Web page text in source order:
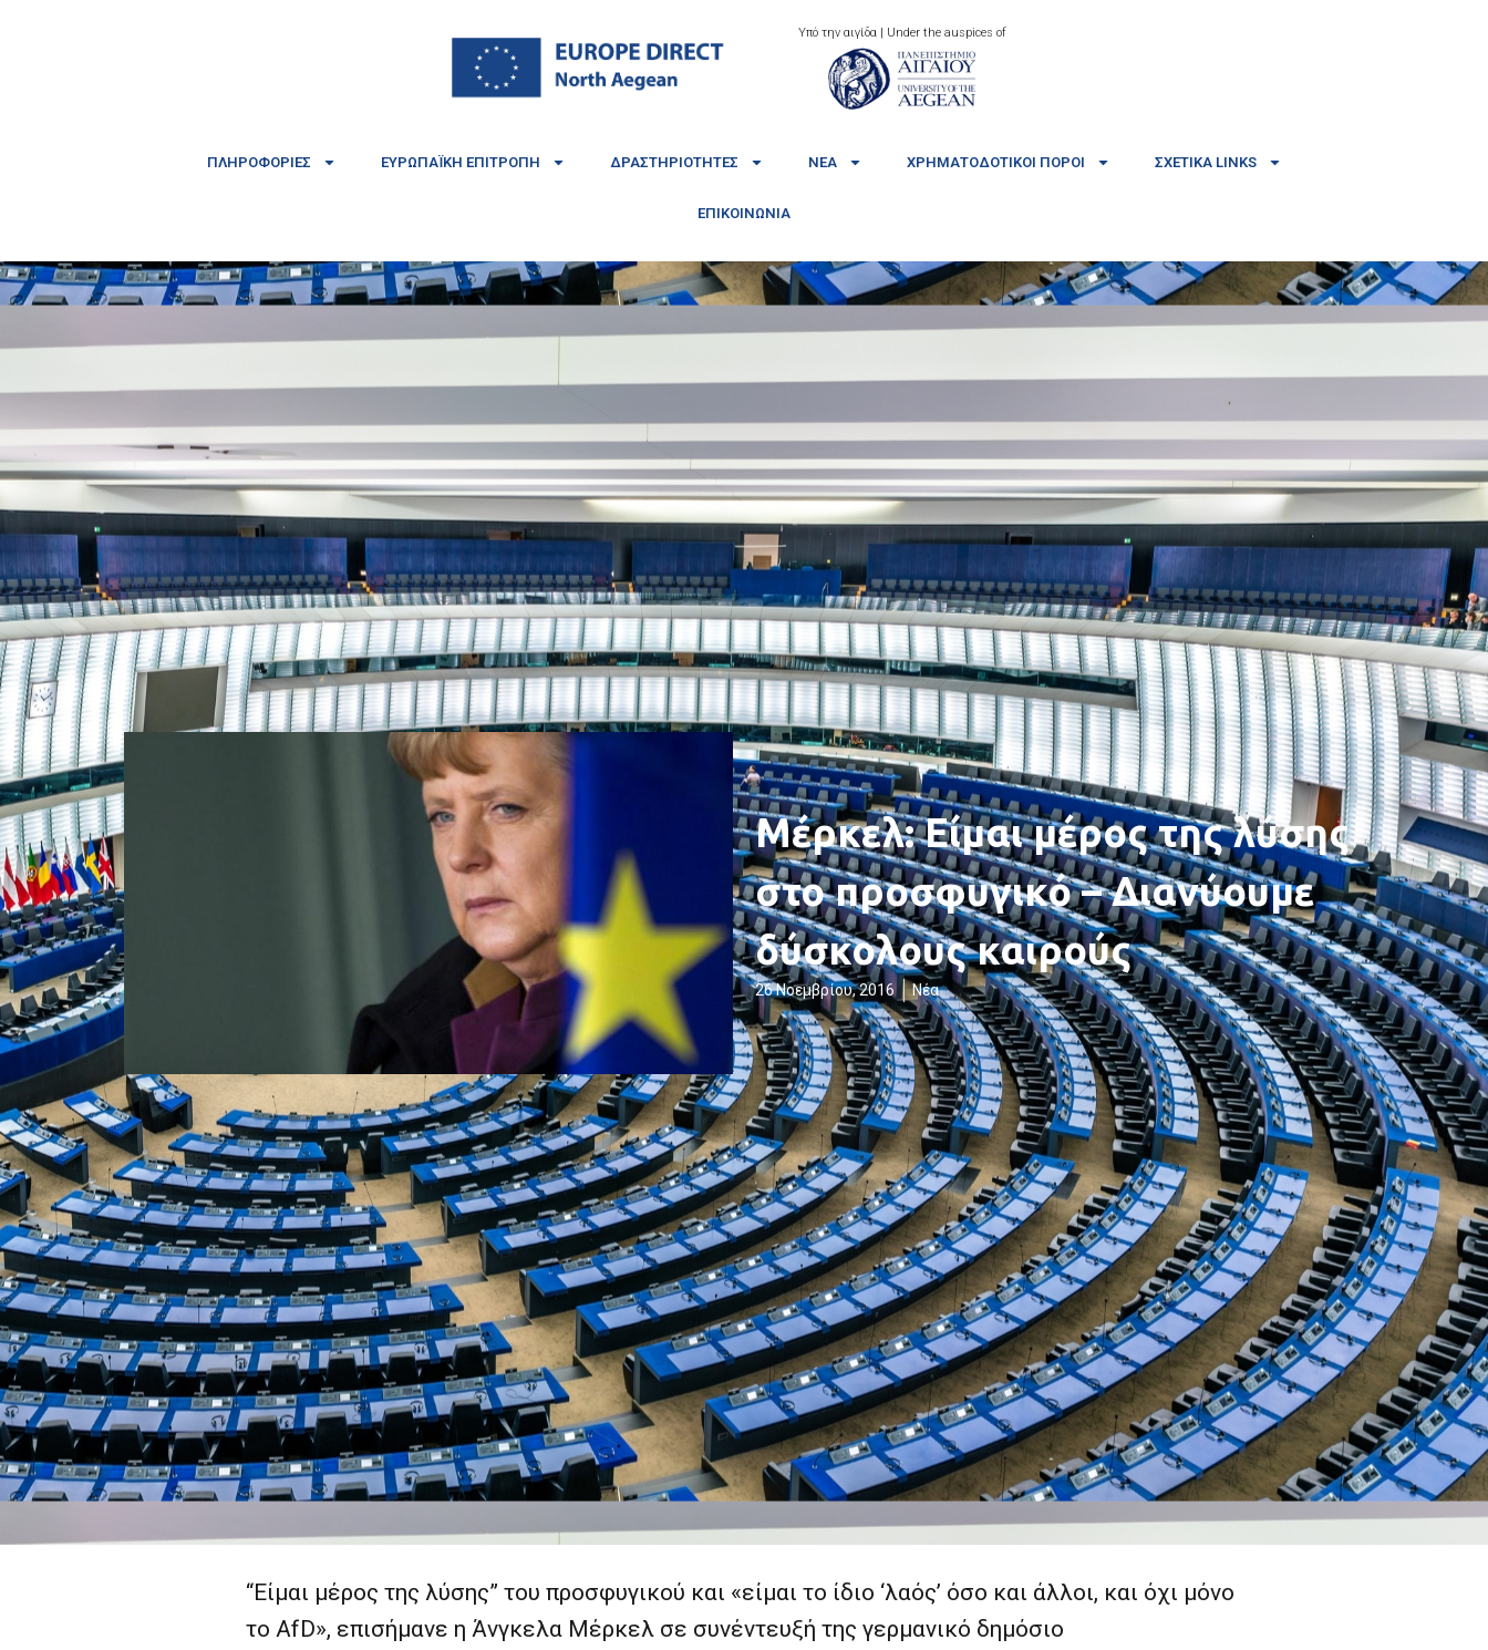
Υπό την αιγίδα | Under the auspices of
ΠΛΗΡΟΦΟΡΊΕΣ ΕΥΡΩΠΑΪΚΉ ΕΠΙΤΡΟΠΉ ΔΡΑΣΤΗΡΙΌΤΗΤΕΣ ΝΈΑ ΧΡΗΜΑΤΟΔΟΤΙΚΟΊ ΠΌΡΟΙ ΣΧΕΤΙΚΆ LINKS
ΕΠΙΚΟΙΝΩΝΊΑ
Μέρκελ: Είμαι μέρος της λύσης
στο προσφυγικό – Διανύουμε
δύσκολους καιρούς
26 Νοεμβρίου, 2016 Νέα
“Είμαι μέρος της λύσης” του προσφυγικού και «είμαι το ίδιο ‘λαός’ όσο και άλλοι, και όχι μόνο
το AfD», επισήμανε η Άνγκελα Μέρκελ σε συνέντευξή της γερμανικό δημόσιο